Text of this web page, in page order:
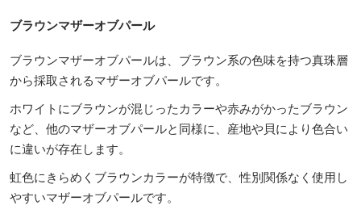
ブラウンマザーオブパール
ブラウンマザーオブパールは、ブラウン系の色味を持つ真珠層
から採取されるマザーオブパールです。
ホワイトにブラウンが混じったカラーや赤みがかったブラウン
など、他のマザーオブパールと同様に、産地や貝により色合い
に違いが存在します。
虹色にきらめくブラウンカラーが特徴で、性別関係なく使用し
やすいマザーオブパールです。